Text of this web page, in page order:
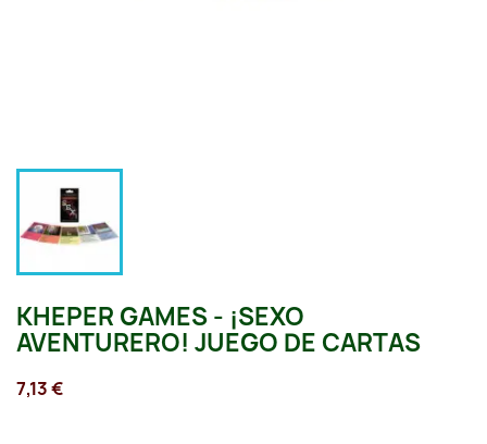
KHEPER GAMES - ¡SEXO
AVENTURERO! JUEGO DE CARTAS
7,13 €